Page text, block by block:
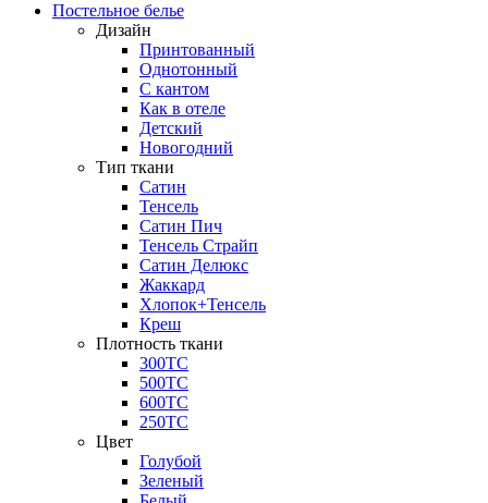
Постельное белье
Дизайн
Принтованный
Однотонный
С кантом
Как в отеле
Детский
Новогодний
Тип ткани
Сатин
Тенсель
Сатин Пич
Тенсель Страйп
Сатин Делюкс
Жаккард
Хлопок+Тенсель
Креш
Плотность ткани
300ТС
500ТС
600ТС
250ТС
Цвет
Голубой
Зеленый